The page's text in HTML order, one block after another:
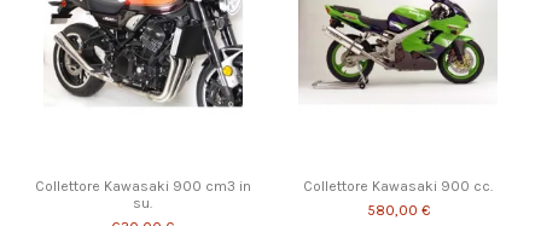
Collettore Kawasaki 900 cm3 in
su.
Collettore Kawasaki 900 cc.
580,00 €